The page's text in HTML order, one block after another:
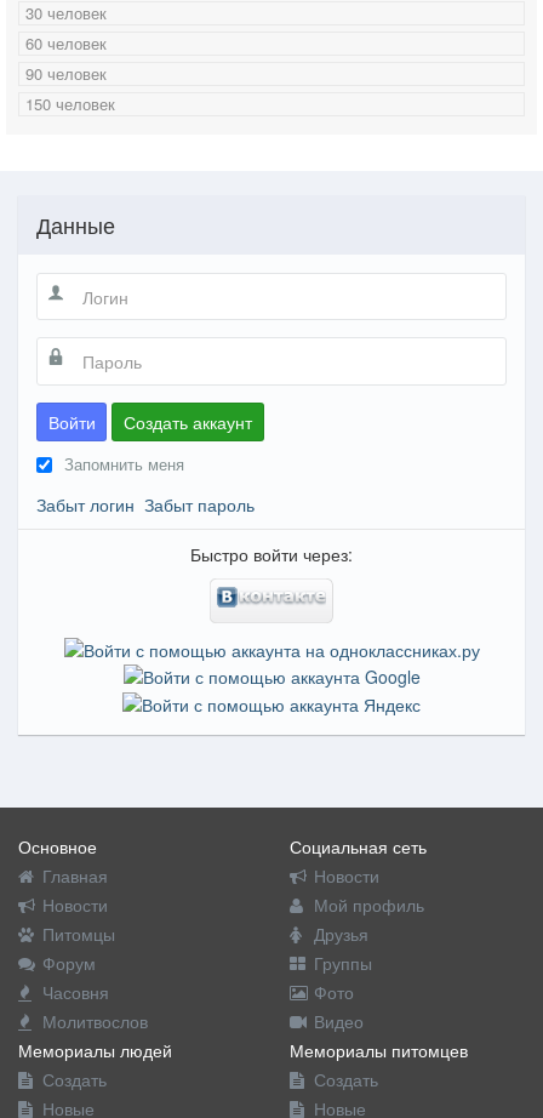
30 человек
60 человек
90 человек
150 человек
Данные
Войти Создать аккаунт
Запомнить меня
Забыт логин Забыт пароль
Быстро войти через:
Основное
Главная
Новости
Питомцы
Форум
Часовня
Молитвослов
Социальная сеть
Новости
Мой профиль
Друзья
Группы
Фото
Видео
Мемориалы людей
Создать
Новые
Мемориалы питомцев
Создать
Новые